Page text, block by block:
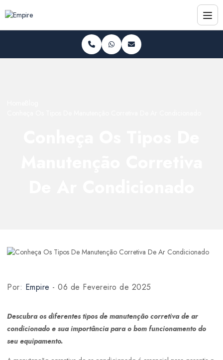
Por: Empire - 06 de Fevereiro de 2025
Descubra os diferentes tipos de manutenção corretiva de ar
condicionado e sua importância para o bom funcionamento do
seu equipamento.